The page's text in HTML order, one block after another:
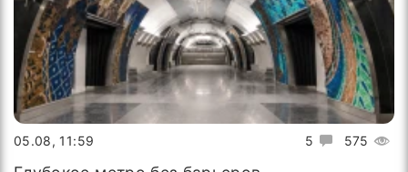
5 575
05.08, 11:59